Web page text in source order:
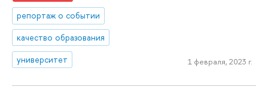
репортаж о событии
качество образования
университет
1 февраля, 2023 г.